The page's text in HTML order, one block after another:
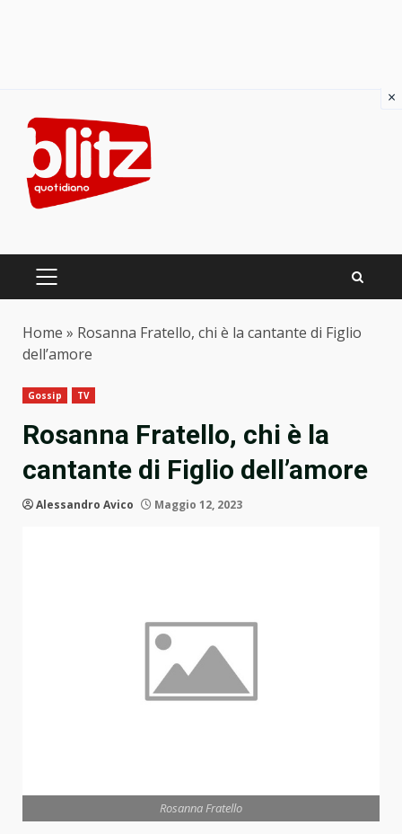
content
PRIMARY
Home » Rosanna Fratello, chi è la cantante di Figlio
dell’amore
Gossip TV
Rosanna Fratello, chi è la
cantante di Figlio dell’amore
Alessandro Avico Maggio 12, 2023
Rosanna Fratello
×